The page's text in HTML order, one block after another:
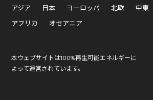
アジア 日本 ヨーロッパ 北欧 中東
アフリカ
オセアニア
本ウェブサイトは100%再生可能エネルギーに
よって運営されています。